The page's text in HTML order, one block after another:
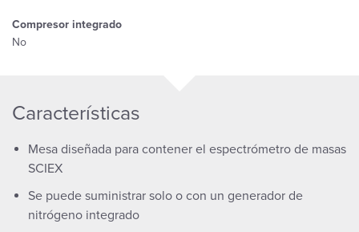
Compresor integrado
No
Características
Mesa diseñada para contener el espectrómetro de masas
SCIEX
Se puede suministrar solo o con un generador de
nitrógeno integrado